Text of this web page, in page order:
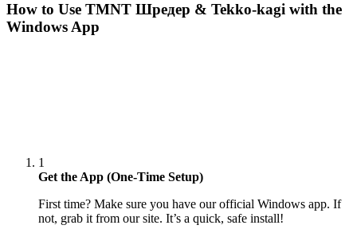
How to Use TMNT Шредер & Tekko-kagi with the
Windows App
1
Get the App (One-Time Setup)
First time? Make sure you have our official Windows app. If
not, grab it from our site. It’s a quick, safe install!